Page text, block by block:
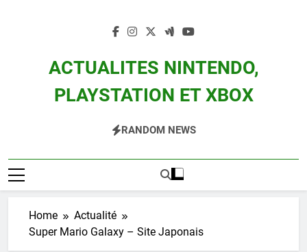
ACTUALITES NINTENDO,
PLAYSTATION ET XBOX
Zelda, Splatoon, Pokemon Entre Autres
RANDOM NEWS
Home
Actualité
Super Mario Galaxy – Site Japonais